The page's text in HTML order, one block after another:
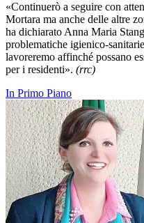
«Continuerò a seguire con
Mortara ma anche delle altre
ha dichiarato Anna Maria
problematiche igienico-
lavoreremo affinché possano
per i residenti». (rrc)
In Primo Piano